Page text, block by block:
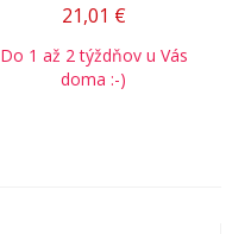
21,01 €
Do 1 až 2 týždňov u Vás
doma :-)